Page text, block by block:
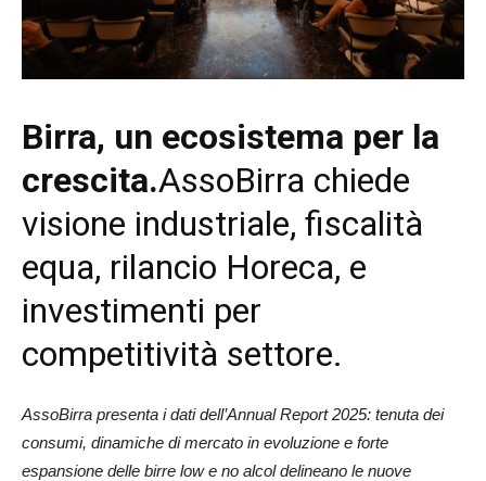
Birra, un ecosistema per la
crescita.AssoBirra chiede
visione industriale, fiscalità
equa, rilancio Horeca, e
investimenti per
competitività settore.
AssoBirra presenta i dati dell’Annual Report 2025: tenuta dei
consumi, dinamiche di mercato in evoluzione e forte
espansione delle birre low e no alcol delineano le nuove